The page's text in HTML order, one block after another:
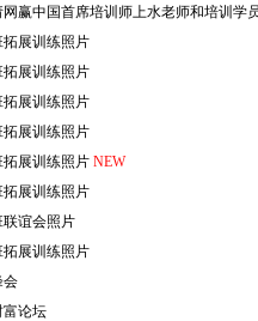
赢中国首席培训师上水老师和培训学
展训练照片
展训练照片
展训练照片
展训练照片
展训练照片 NEW
展训练照片
谊会照片
展训练照片
会
富论坛